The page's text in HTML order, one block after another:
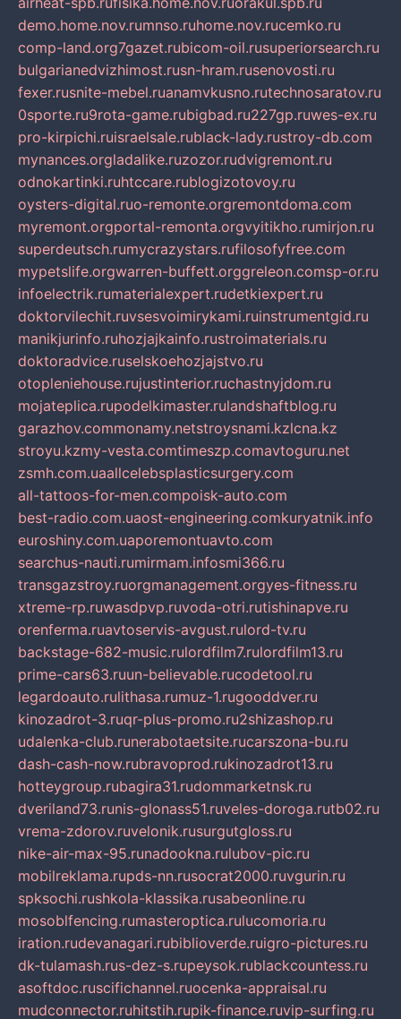
demo.home.nov.rumnso.ruhome.nov.rucemko.ru
comp-land.org7gazet.rubicom-oil.rusuperiorsearch.ru
bulgarianedvizhimost.rusn-hram.rusenovosti.ru
fexer.rusnite-mebel.ruanamvkusno.rutechnosaratov.ru
0sporte.ru9rota-game.rubigbad.ru227gp.ruwes-ex.ru
pro-kirpichi.ruisraelsale.rublack-lady.rustroy-db.com
mynances.orgladalike.ruzozor.rudvigremont.ru
odnokartinki.ruhtccare.rublogizotovoy.ru
oysters-digital.ruo-remonte.orgremontdoma.com
myremont.orgportal-remonta.orgvyitikho.rumirjon.ru
superdeutsch.rumycrazystars.rufilosofyfree.com
mypetslife.orgwarren-buffett.orggreleon.comsp-or.ru
infoelectrik.rumaterialexpert.rudetkiexpert.ru
doktorvilechit.ruvsesvoimirykami.ruinstrumentgid.ru
manikjurinfo.ruhozjajkainfo.rustroimaterials.ru
doktoradvice.ruselskoehozjajstvo.ru
otopleniehouse.rujustinterior.ruchastnyjdom.ru
mojateplica.rupodelkimaster.rulandshaftblog.ru
garazhov.commonamy.netstroysnami.kzlcna.kz
stroyu.kzmy-vesta.comtimeszp.comavtoguru.net
zsmh.com.uaallcelebsplasticsurgery.com
all-tattoos-for-men.compoisk-auto.com
best-radio.com.uaost-engineering.comkuryatnik.info
euroshiny.com.uaporemontuavto.com
searchus-nauti.rumirmam.infosmi366.ru
transgazstroy.ruorgmanagement.orgyes-fitness.ru
xtreme-rp.ruwasdpvp.ruvoda-otri.rutishinapve.ru
orenferma.ruavtoservis-avgust.rulord-tv.ru
backstage-682-music.rulordfilm7.rulordfilm13.ru
prime-cars63.ruun-believable.rucodetool.ru
legardoauto.rulithasa.rumuz-1.rugooddver.ru
kinozadrot-3.ruqr-plus-promo.ru2shizashop.ru
udalenka-club.runerabotaetsite.rucarszona-bu.ru
dash-cash-now.rubravoprod.rukinozadrot13.ru
hotteygroup.rubagira31.rudommarketnsk.ru
dveriland73.runis-glonass51.ruveles-doroga.rutb02.ru
vrema-zdorov.ruvelonik.rusurgutgloss.ru
nike-air-max-95.runadookna.rulubov-pic.ru
mobilreklama.rupds-nn.rusocrat2000.ruvgurin.ru
spksochi.rushkola-klassika.rusabeonline.ru
mosoblfencing.rumasteroptica.rulucomoria.ru
iration.rudevanagari.rubiblioverde.ruigro-pictures.ru
dk-tulamash.rus-dez-s.rupeysok.rublackcountess.ru
asoftdoc.ruscifichannel.ruocenka-appraisal.ru
mudconnector.ruhitstih.rupik-finance.ruvip-surfing.ru